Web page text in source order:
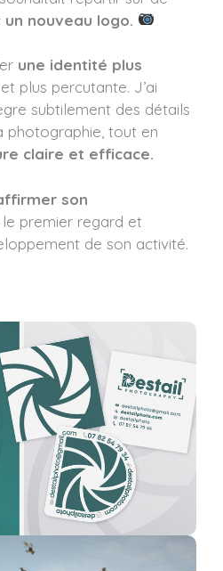
un nouveau logo.
une identité plus
et plus percutante. J’ai
subtilement des détails
photographie, tout en
claire et efficace.
son
le premier regard et
de son activité.